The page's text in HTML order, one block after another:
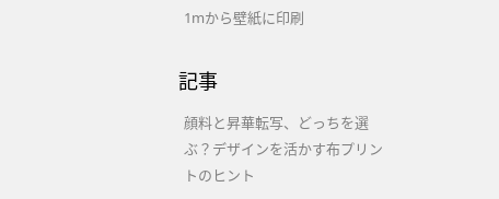
1mから壁紙に印刷
記事
顔料と昇華転写、どっちを選
ぶ？デザインを活かす布プリン
トのヒント